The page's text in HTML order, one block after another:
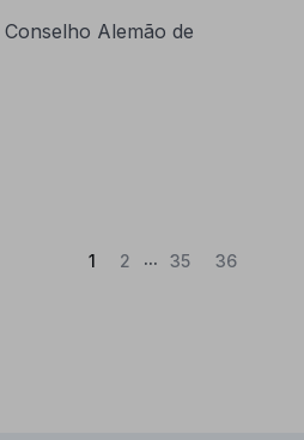
Alemão de
1(Atual)
2 ... 35 36